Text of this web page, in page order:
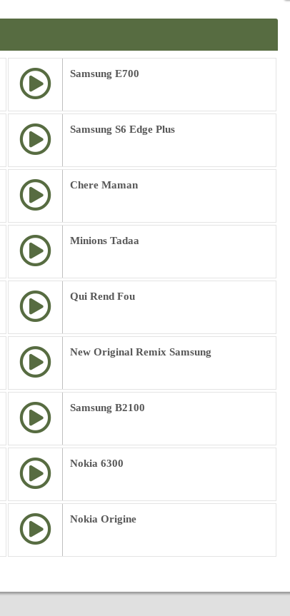
Samsung E700
Samsung S6 Edge Plus
Chere Maman
Minions Tadaa
Qui Rend Fou
New Original Remix Samsung
Samsung B2100
Nokia 6300
Nokia Origine